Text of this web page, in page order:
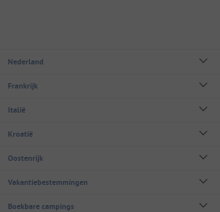
Nederland
Frankrijk
Italië
Kroatië
Oostenrijk
Vakantiebestemmingen
Boekbare campings